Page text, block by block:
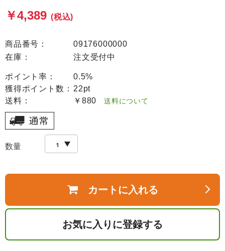
￥4,389 (税込)
商品番号：
09176000000
在庫：
注文受付中
ポイント率：
0.5%
獲得ポイント数： 22pt
送料：
￥880 送料について
数量
カートに入れる
お気に入りに登録する